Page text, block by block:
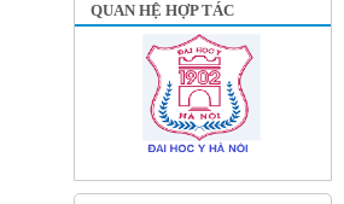
QUAN HỆ HỢP TÁC